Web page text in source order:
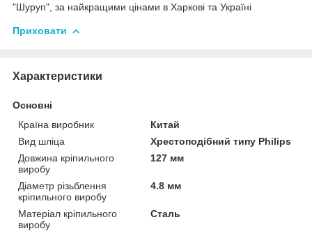
"Шуруп", за найкращими цінами в Харкові та Україні
Приховати
Характеристики
Основні
Країна виробник
Китай
Вид шліца
Хрестоподібний типу Philips
Довжина кріпильного
виробу
127 мм
Діаметр різьблення
кріпильного виробу
4.8 мм
Матеріал кріпильного
виробу
Сталь